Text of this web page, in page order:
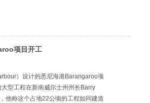
项目开工
）设计的悉尼海港Barangaroo项
型工程在新南威尔士州州长Barry
他称这个占地22公顷的工程如同建造